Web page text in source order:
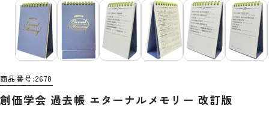
商品番号 2678
創価学会 過去帳 エターナルメモリー 改訂版